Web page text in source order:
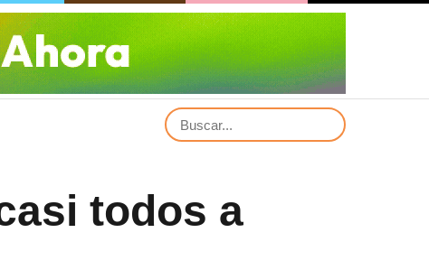
todos a